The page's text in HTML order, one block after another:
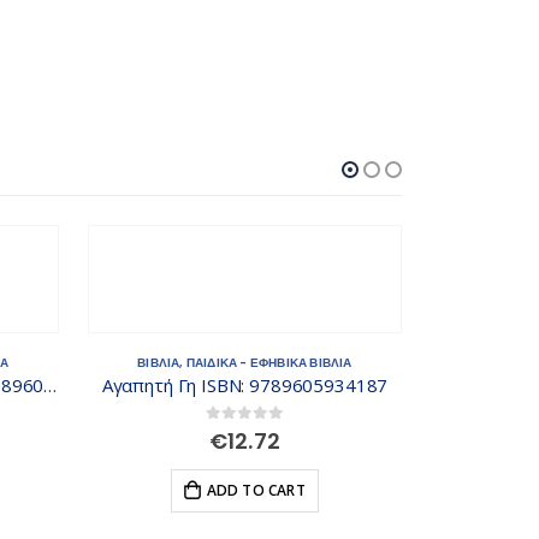
Η Αρκούδα στη Βάρκα ISBN: 9789605934385
ΒΙΒΛΙΑ, ΠΑΙΔΙΚΑ - ΕΦΗΒΙΚΑ ΒΙΒΛΙΑ
Αγαπητή Γη ISBN: 9789605934187
out of 5
€12.72
ADD TO CART